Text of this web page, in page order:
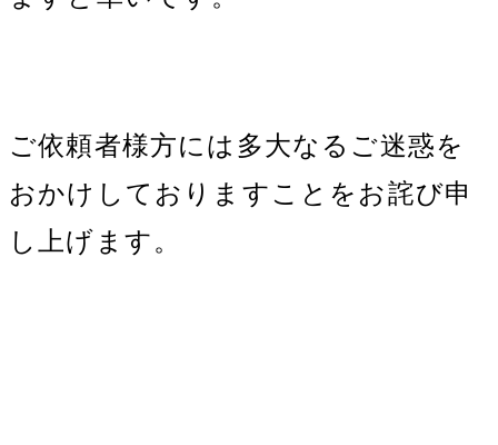
ご依頼者様方には多大なるご迷惑を
おかけしておりますことをお詫び申
し上げます。